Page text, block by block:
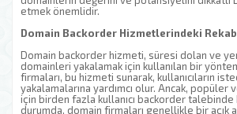
etmek önemlidir.
Domain Backorder Hizmetlerindeki
Domain backorder hizmeti, süresi dolan ve
domainleri yakalamak için kullanılan bir
firmaları, bu hizmeti sunarak, kullanıcıların
yakalamalarına yardımcı olur. Ancak,
için birden fazla kullanıcı backorder talebinde
durumda, domain firmaları genellikle bir açık